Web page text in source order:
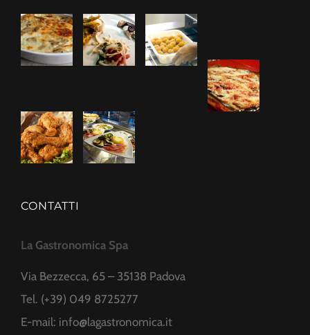
CONTATTI
La Gastronomica Spa
Via Bezzecca, 65 – 35138 Padova
Tel. (+39) 049 8725277
E-mail: info@lagastronomica.it